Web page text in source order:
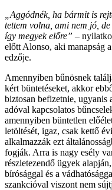
„Aggódnék, ha bármit is
tettem volna, ami nem jó,
így megyek előre” –
előtt Alonso, aki manapság
edzője.
Amennyiben bűnösnek
kért büntetéseket, akkor
biztosan befizetnie, ugyanis
adóval kapcsolatos
amennyiben büntetlen
letöltését, igaz, csak kettő
alkalmazzák ezt
fogják. Arra is nagy esély
részletezendő ügyek
bírósággal és a
szankcióval viszont nem